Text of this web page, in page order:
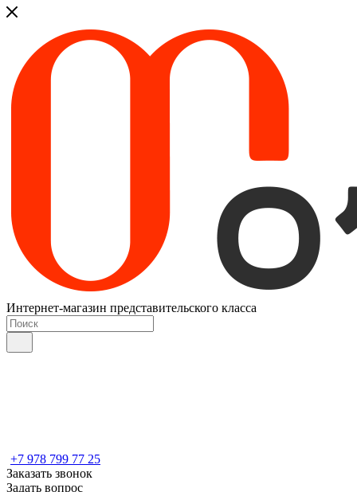
Интернет-магазин представительского класса
+7 978 799 77 25
Заказать звонок
Задать вопрос